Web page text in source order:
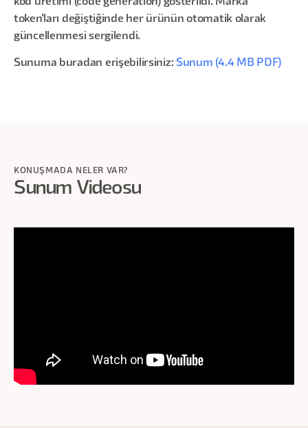
kod üretimi (code generation) gösterildi. Marka
token'ları değiştiğinde her ürünün otomatik olarak
güncellenmesi sergilendi.
Sunuma buradan erişebilirsiniz: Sunum (4.4 MB PDF)
KONUŞMADA NELER VAR?
Sunum Videosu